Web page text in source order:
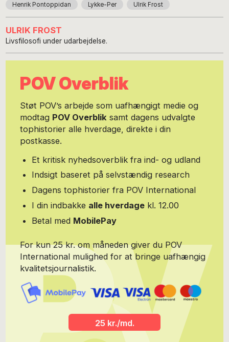
Henrik Pontoppidan Lykke-Per Ulrik Frost
ULRIK FROST
Livsfilosofi under udarbejdelse.
POV Overblik
Støt POV’s arbejde som uafhængigt medie og
modtag POV Overblik samt dagens udvalgte
tophistorier alle hverdage, direkte i din
postkasse.
Et kritisk nyhedsoverblik fra ind- og udland
Indsigt baseret på selvstændig research
Dagens tophistorier fra POV International
I din indbakke alle hverdage kl. 12.00
Betal med MobilePay
For kun 25 kr. om måneden giver du POV
International mulighed for at bringe uafhængig
kvalitetsjournalistik.
25 kr./md.